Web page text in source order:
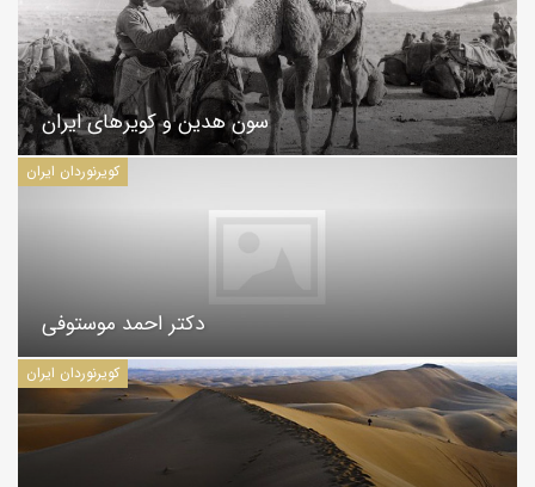
سون هدین و کویرهای ایران
کویرنوردان ایران
دکتر احمد موستوفی
کویرنوردان ایران